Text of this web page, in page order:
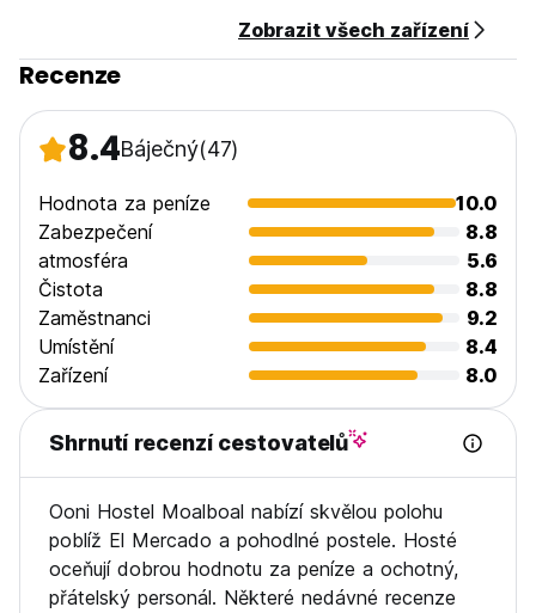
7. Zákaz vycházení
8. Zákaz kouření na pokojích, ale vyhrazený prostor je k
9. Zásady pro děti: Host musí být ve věku 18 - 50 let
10. Domácí zvířata nejsou v tomto objektu povolena.
(Auto-translated from original language)
Zobrazit všech zařízení
Recenze
8.4Báječný(47)
Hodnota za peníze
10.0
Zabezpečení
8.8
atmosféra
5.6
Čistota
8.8
Zaměstnanci
9.2
Umístění
8.4
Zařízení
8.0
Shrnutí recenzí cestovatelů
Ooni Hostel Moalboal nabízí skvělou polohu
poblíž El Mercado a pohodlné postele. Hosté
oceňují dobrou hodnotu za peníze a ochotný,
přátelský personál. Některé nedávné recenze